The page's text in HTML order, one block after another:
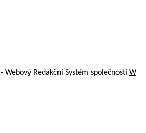
- Webový Redakční Systém společnosti W